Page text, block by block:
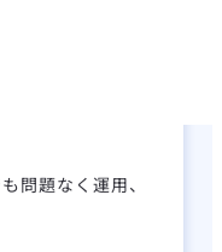
問題なく運用、